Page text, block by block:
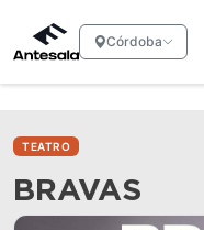
Córdoba
TEATRO
BRAVAS